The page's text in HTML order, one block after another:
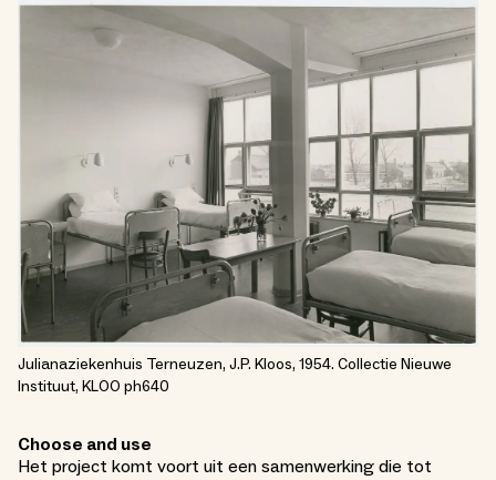
Julianaziekenhuis Terneuzen, J.P. Kloos, 1954. Collectie Nieuwe
Instituut, KLOO ph640
Choose and use
Het project komt voort uit een samenwerking die tot